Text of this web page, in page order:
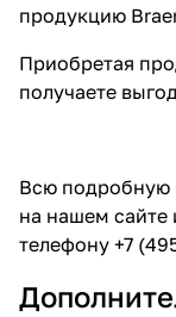
продукцию
Приобретая
получаете
Всю подробную
на нашем сайте
телефону +7